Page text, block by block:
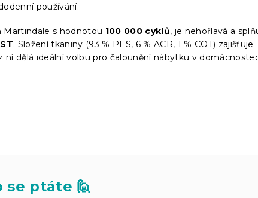
používání.
Martindale s hodnotou 100 000 cyklů, je nehořlavá a
. Složení tkaniny (93 % PES, 6 % ACR, 1 % COT) zajišťuje
dělá ideální volbu pro čalounění nábytku v
se ptáte 🙋